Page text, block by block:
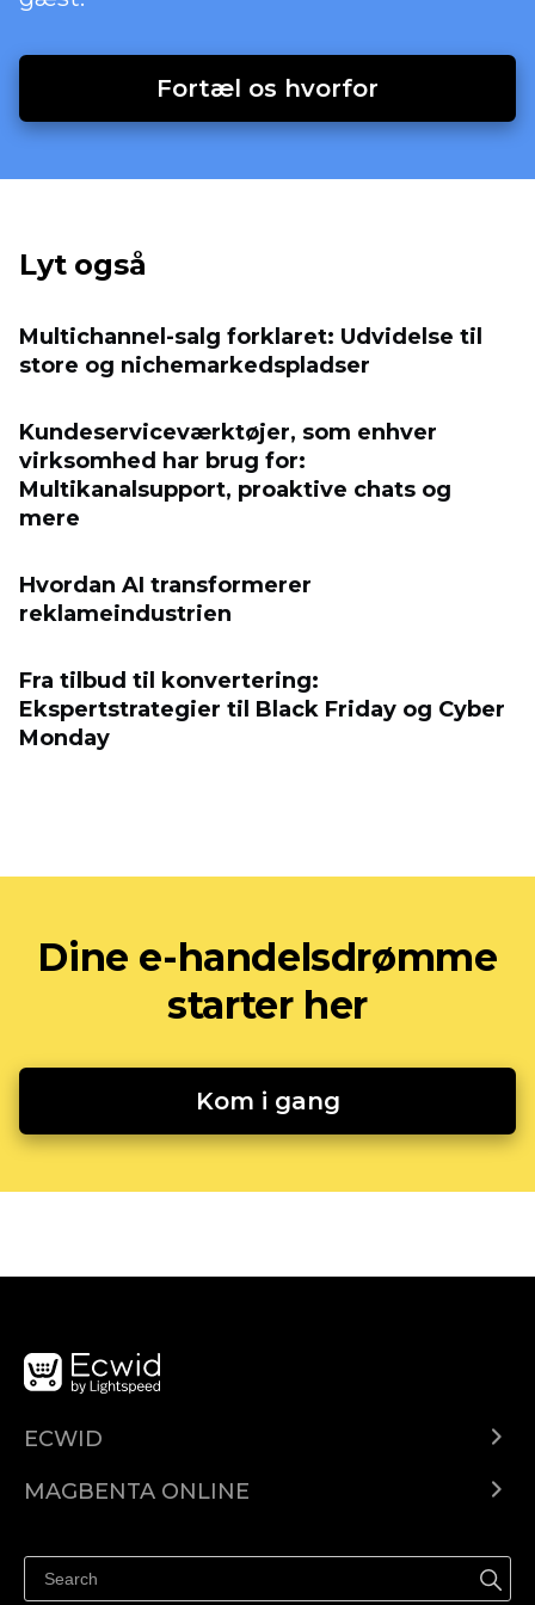
Fortæl os hvorfor
Lyt også
Multichannel-salg forklaret: Udvidelse til
store og nichemarkedspladser
Kundeserviceværktøjer, som enhver
virksomhed har brug for:
Multikanalsupport, proaktive chats og
mere
Hvordan AI transformerer
reklameindustrien
Fra tilbud til konvertering:
Ekspertstrategier til Black Friday og Cyber ​​
Monday
Dine e-handelsdrømme
starter her
Kom i gang
ECWID
Help center
MAGBENTA ONLINE
Ibenta sa Facebook